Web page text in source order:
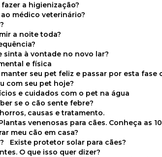
a higienização?
médico veterinário?
a noite toda?
sinta à vontade no novo lar?
e física
manter seu pet feliz e passar por esta fase
com seu pet hoje?
e cuidados com o pet na água
se o cão sente febre?
causas e tratamento.
Plantas venenosas para cães. Conheça as
meu cão em casa?
Existe protetor solar para cães?
O que isso quer dizer?